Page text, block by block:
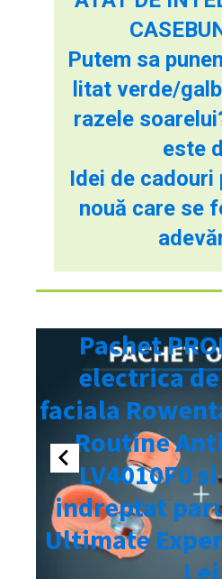
Putem sa
litat verde/
razele
este
Idei de cadouri
nouă care se